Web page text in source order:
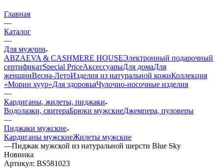
Главная
—
Каталог
—
Для мужчин
ABZAEVA & CASHMERE HOUSEЭлектронный подарочный
сертификатSpecial PriceАксессуарыДля домаДля
женщинВесна-ЛетоИзделия из натуральной кожиКоллекция
«Морин хуур»Для здоровьяЧулочно-носочные изделия
—
Кардиганы, жилеты, пиджаки
Водолазки, свитераБрюки мужскиеДжемпера, пуловеры
—
Пиджаки мужские
Кардиганы мужскиеЖилеты мужские
—Пиджак мужской из натуральной шерсти Blue Sky
Новинка
Артикул: BS581023